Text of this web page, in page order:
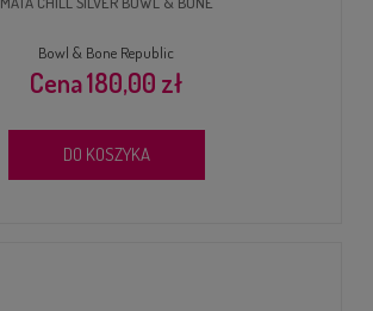
Bowl & Bone Republic
180,00 zł
DO KOSZYKA